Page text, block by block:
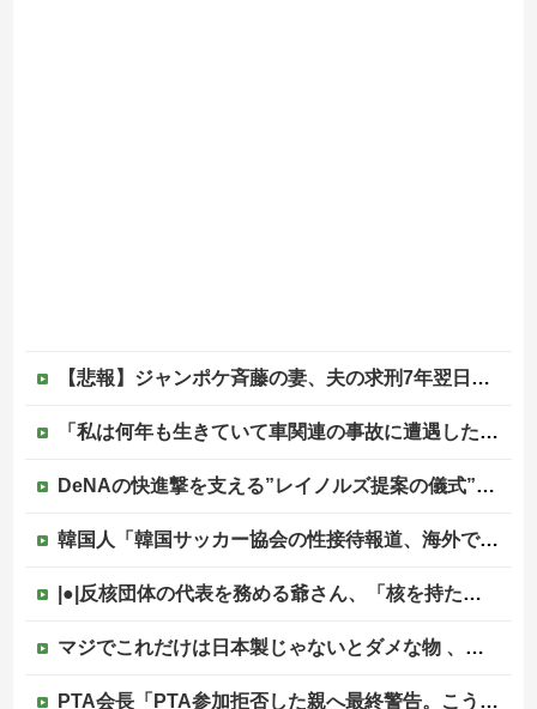
【悲報】ジャンポケ斉藤の妻、夫の求刑7年翌日にウキウキでInstagram更新
「私は何年も生きていて車関連の事故に遭遇した事がありません、これが保険に入る必要がない答えです。任意保険入れ は押し付け」←大炎上でボコボコにｗｗｗｗｗｗｗｗｗｗｗ
DeNAの快進撃を支える”レイノルズ提案の儀式” 決勝2ランの宮下が明かす「儀式を始めてから、チームが一つになっている」
韓国人「韓国サッカー協会の性接待報道、海外でも大騒ぎに・・・2002年W杯4強の記録取り消しの声も」→「マジで国の恥だ」「2002年まで疑う価値...
|●|反核団体の代表を務める爺さん、「核を持たないで日本を守れますか」と中学生に詰問された結果……
マジでこれだけは日本製じゃないとダメな物 、ガチで何がある？他
PTA会長「PTA参加拒否した親へ最終警告。こうなってもいい？」